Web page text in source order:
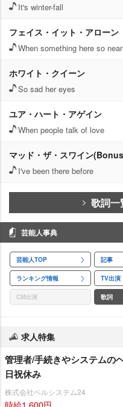
It's winter-fall
フェイス・イット・アローン
When something here so near
ホワイト・クイーン
So sad her eyes
ユア・ハート・アゲイン
When people talk of love
マッド・ザ・スワイン
I've been there before
歌詞一
芸能人事典
芸能人TOP 記事
ランキング情報 TV出演
CM出演 歌詞
求人特集
管理者/手続きやシステムの
日祝休み
株式会社ベルシステム24
時給1,600円